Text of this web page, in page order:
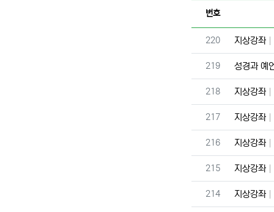
번호
번호
220 지상강좌
번호
219 성경과 예
번호
218 지상강좌
번호
217 지상강좌
번호
216 지상강좌
번호
215 지상강좌
번호
214 지상강좌